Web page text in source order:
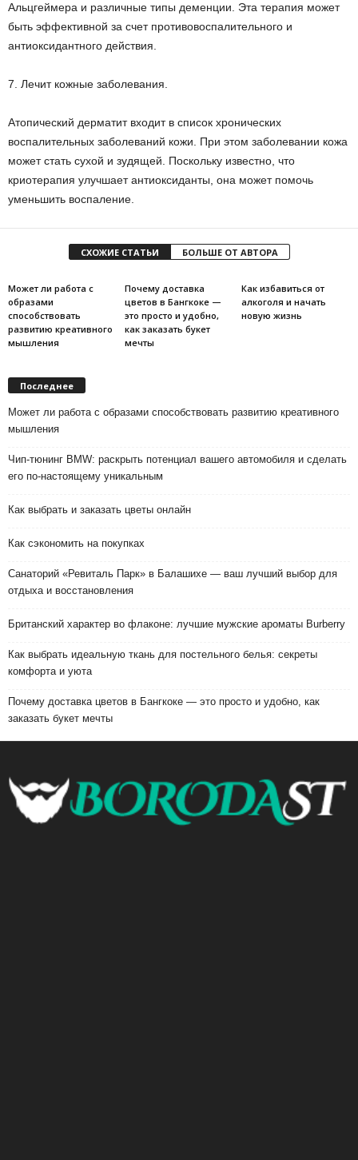
Альцгеймера и различные типы деменции. Эта терапия может
быть эффективной за счет противовоспалительного и
антиоксидантного действия.
7. Лечит кожные заболевания.
Атопический дерматит входит в список хронических
воспалительных заболеваний кожи. При этом заболевании кожа
может стать сухой и зудящей. Поскольку известно, что
криотерапия улучшает антиоксиданты, она может помочь
уменьшить воспаление.
СХОЖИЕ СТАТЬИ БОЛЬШЕ ОТ АВТОРА
Может ли работа с
образами
способствовать
развитию креативного
мышления
Почему доставка
цветов в Бангкоке —
это просто и удобно,
как заказать букет
мечты
Как избавиться от
алкоголя и начать
новую жизнь
Последнее
Может ли работа с образами способствовать развитию креативного
мышления
Чип-тюнинг BMW: раскрыть потенциал вашего автомобиля и сделать
его по-настоящему уникальным
Как выбрать и заказать цветы онлайн
Как сэкономить на покупках
Санаторий «Ревиталь Парк» в Балашихе — ваш лучший выбор для
отдыха и восстановления
Британский характер во флаконе: лучшие мужские ароматы Burberry
Как выбрать идеальную ткань для постельного белья: секреты
комфорта и уюта
Почему доставка цветов в Бангкоке — это просто и удобно, как
заказать букет мечты